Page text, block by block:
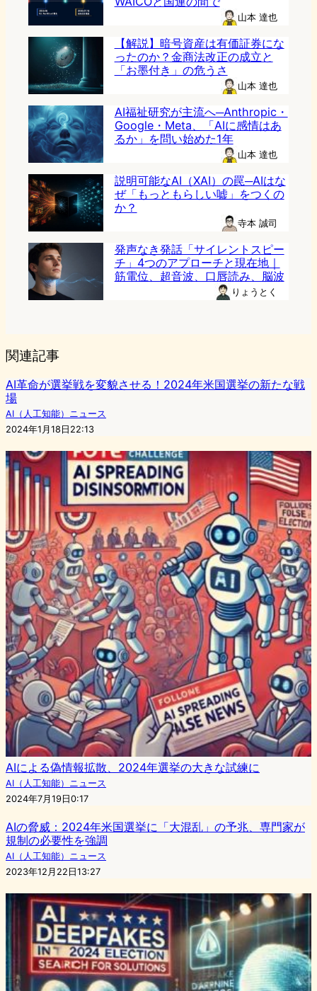
山本 達也
【解説】暗号資産は有価証券にな
ったのか？金商法改正の成立と
「お墨付き」の危うさ
山本 達也
AI福祉研究が主流へ─Anthropic・
Google・Meta、「AIに感情はあ
るか」を問い始めた1年
山本 達也
説明可能なAI（XAI）の罠─AIはな
ぜ「もっともらしい嘘」をつくの
か？
寺本 誠司
発声なき発話「サイレントスピー
チ」4つのアプローチと現在地｜
筋電位、超音波、口唇読み、脳波
りょうとく
関連記事
AI革命が選挙戦を変貌させる！2024年米国選挙の新たな戦
場
AI（人工知能）ニュース
2024年1月18日22:13
AIによる偽情報拡散、2024年選挙の大きな試練に
AI（人工知能）ニュース
2024年7月19日0:17
AIの脅威：2024年米国選挙に「大混乱」の予兆、専門家が
規制の必要性を強調
AI（人工知能）ニュース
2023年12月22日13:27